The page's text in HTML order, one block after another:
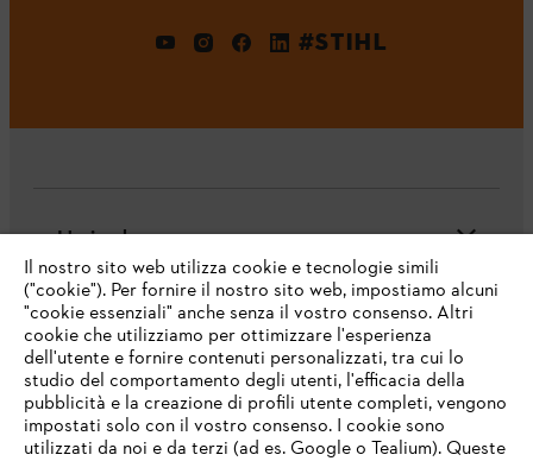
#STIHL
L'azienda
Domande frequenti
Assistenza
Il nostro sito web utilizza cookie e tecnologie simili
("cookie"). Per fornire il nostro sito web, impostiamo alcuni
"cookie essenziali" anche senza il vostro consenso. Altri
cookie che utilizziamo per ottimizzare l'esperienza
dell'utente e fornire contenuti personalizzati, tra cui lo
studio del comportamento degli utenti, l'efficacia della
pubblicità e la creazione di profili utente completi, vengono
impostati solo con il vostro consenso. I cookie sono
utilizzati da noi e da terzi (ad es. Google o Tealium). Queste